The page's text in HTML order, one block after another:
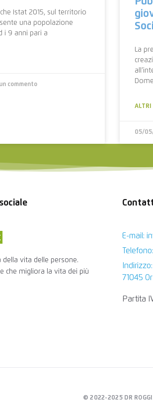
Istat 2015, sul territorio
una popolazione
i 9 anni pari a
commento
La
ALTRI
05/
della vita delle persone.
che migliora la vita dei più
E-mail:
71045
Partita
© 2022-2025 DR